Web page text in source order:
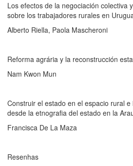
Los efectos de la negociación colectiva
sobre los trabajadores rurales en
Alberto Riella, Paola Mascheroni
Reforma agrária y la reconstrucción
Nam Kwon Mun
Construir el estado en el espacio rural
desde la etnografia del estado en la
Francisca De La Maza
Resenhas